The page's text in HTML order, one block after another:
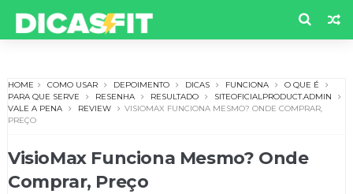
HOME COMO USAR DEPOIMENTO DICAS FUNCIONA
O QUE É
PARA QUE SERVE
RESENHA RESULTADO
SITEOFICIALPRODUCT.ADMIN
VALE A PENA
REVIEW
VISIOMAX FUNCIONA MESMO? ONDE COMPRAR,
PREÇO
VisioMax Funciona Mesmo? Onde
Comprar, Preço